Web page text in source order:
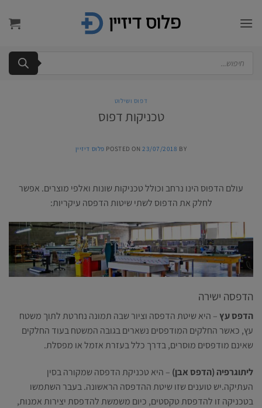
search
דפוס ושילוט
טכניקות דפוס
POSTED ON23/07/2018 BY פלוס דיזיין
עולם הדפוס הינו נרחב וכולל טכניקות שונות ואלפי מוצרים. אפשר
לחלק את הדפוס לשתי שיטות הדפסה עיקריות:
הדפסה ישירה
הדפס עץ– היא שיטת הדפסה וציור שבה תמונה נחרטת לתוך משטח
עץ, כאשר החלקים המודפסים נשארים בגובה המשטח בעוד החלקים
שאינם מודפסים מוסרים, בדרך כלל בעזרת אזמל או מפסלת.
ליתוגרפיה (הדפס אבן) – היא טכניקת הדפסה שמקורה בסין
העתיקה.יש טוענים שזו שיטת ההדפסה הראשונה. בעבר השתמשו
בטכניקה זו להדפסת טקסטים, כיום משמשת להדפסת יצירות אמנות,